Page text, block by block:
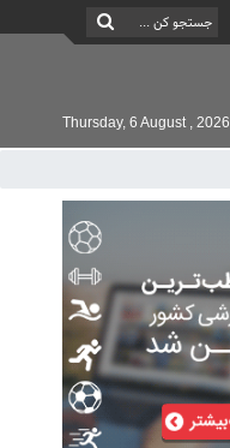
Thursday, 6 August , 2026